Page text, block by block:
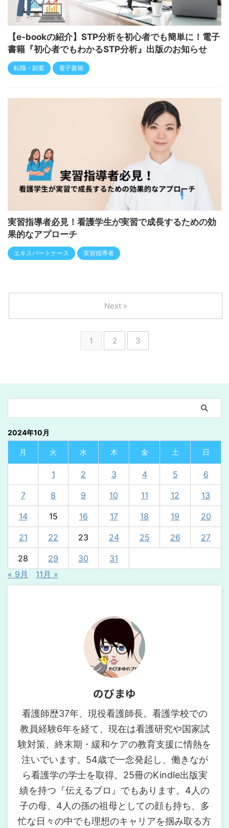
【e-bookの紹介】STP分析を初心者でも簡単に！電子
書籍『初心者でもわかるSTP分析』出版のお知らせ
転職・副業 電子書籍
実習指導者必見！看護学生が実習で成長するための効
果的なアプローチ
エキスパートナース 実習指導者
1 2 3
Next »
2024年10月
月 火 水 木 金 土 日
1 2 3 4 5 6
7 8 9 10 11 12 13
14 15 16 17 18 19 20
21 22 23 24 25 26 27
28 29 30
31
« 9月
11月 »
のぴまゆ
看護師歴37年、現役看護師長。看護学校での
教員経験6年を経て、現在は看護研究や国家試
験対策、終末期・緩和ケアの教育支援に情熱を
注いでいます。54歳で一念発起し、働きなが
ら看護学の学士を取得。25冊のKindle出版実
績を持つ『伝えるプロ』でもあります。4人の
子の母、4人の孫の祖母としての顔も持ち、多
忙な日々の中でも理想のキャリアを掴み取る方